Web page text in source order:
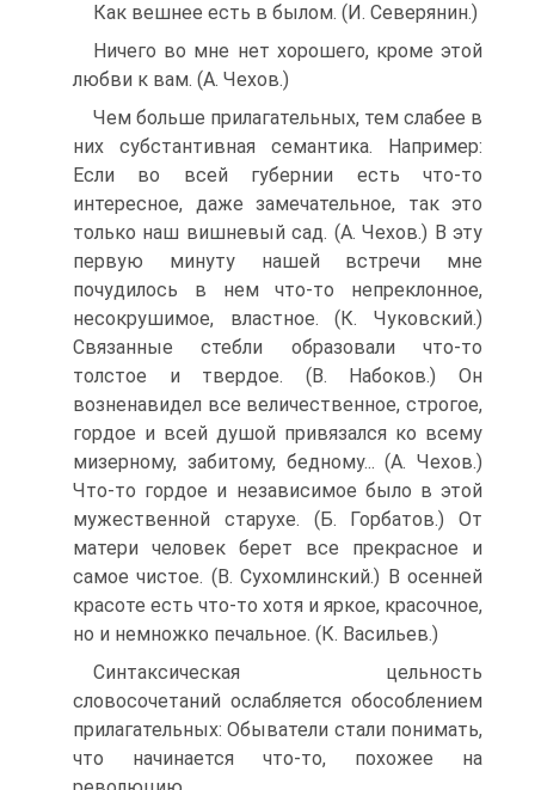
Как вешнее есть в былом. (И. Северянин.)
Ничего во мне нет хорошего, кроме этой
любви к вам. (А. Чехов.)
Чем больше прилагательных, тем слабее в
них субстантивная семантика. Например:
Если во всей губернии есть что-то
интересное, даже замечательное, так это
только наш вишневый сад. (А. Чехов.) В эту
первую минуту нашей встречи мне
почудилось в нем что-то непреклонное,
несокрушимое, властное. (К. Чуковский.)
Связанные стебли образовали что-то
толстое и твердое. (В. Набоков.) Он
возненавидел все величественное, строгое,
гордое и всей душой привязался ко всему
мизерному, забитому, бедному... (А. Чехов.)
Что-то гордое и независимое было в этой
мужественной старухе. (Б. Горбатов.) От
матери человек берет все прекрасное и
самое чистое. (В. Сухомлинский.) В осенней
красоте есть что-то хотя и яркое, красочное,
но и немножко печальное. (К. Васильев.)
Синтаксическая цельность
словосочетаний ослабляется обособлением
прилагательных: Обыватели стали понимать,
что начинается что-то, похожее на